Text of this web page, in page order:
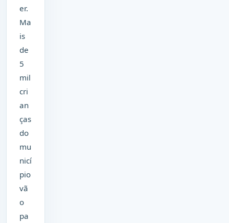
er.
Ma
is
de
5
mil
cri
an
ças
do
mu
nicí
pio
vã
o
pa